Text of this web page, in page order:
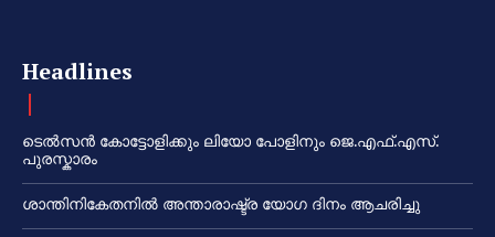
Headlines
ടെൽസൻ കോട്ടോളിക്കും ലിയോ പോളിനും ജെ.എഫ്.എസ്.
പുരസ്കാരം
ശാന്തിനികേതനിൽ അന്താരാഷ്ട്ര യോഗ ദിനം ആചരിച്ചു